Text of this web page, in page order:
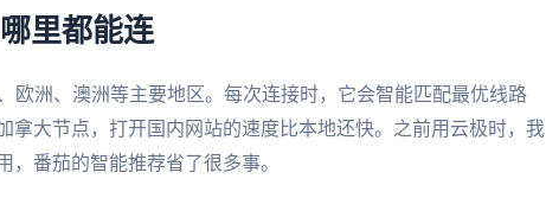
里都能连
欧洲、澳洲等主要地区。每次连接时，它会智能匹配最优线路
大节点，打开国内网站的速度比本地还快。之前用云极时，我
番茄的智能推荐省了很多事。